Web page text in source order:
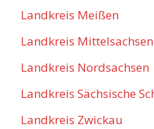
Landkreis Meißen
Landkreis Mittelsachsen
Landkreis Nordsachsen
Landkreis Sächsische
Landkreis Zwickau